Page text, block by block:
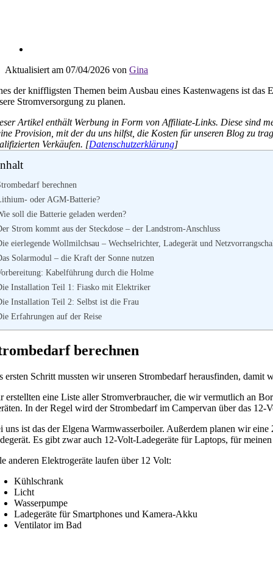
Aktualisiert am 07/04/2026 von Gina
der kniffligsten Themen beim Ausbau eines Kastenwagens ist
Stromversorgung zu planen.
Artikel enthält Werbung in Form von Affiliate-Links. Diese sind
Provision, mit der du uns hilfst, die Kosten für unseren Blog zu
Verkäufen. [Datenschutzerklärung]
berechnen
oder AGM-Batterie?
soll die Batterie geladen werden?
Strom kommt aus der Steckdose – der Landstrom-Anschluss
eierlegende Wollmilchsau – Wechselrichter, Ladegerät und
Solarmodul – die Kraft der Sonne nutzen
Kabelführung durch die Holme
Installation Teil 1: Fiasko mit Elektriker
Installation Teil 2: Selbst ist die Frau
Erfahrungen auf der Reise
berechnen
ersten Schritt mussten wir unseren Strombedarf herausfinden, damit
erstellten eine Liste aller Stromverbraucher, die wir vermutlich an
In der Regel wird der Strombedarf im Campervan über das
uns ist das der Elgena Warmwasserboiler. Außerdem planen wir
Es gibt zwar auch 12-Volt-Ladegeräte für Laptops, für
anderen Elektrogeräte laufen über 12 Volt:
Kühlschrank
Licht
Wasserpumpe
Ladegeräte für Smartphones und Kamera-Akku
Ventilator im Bad